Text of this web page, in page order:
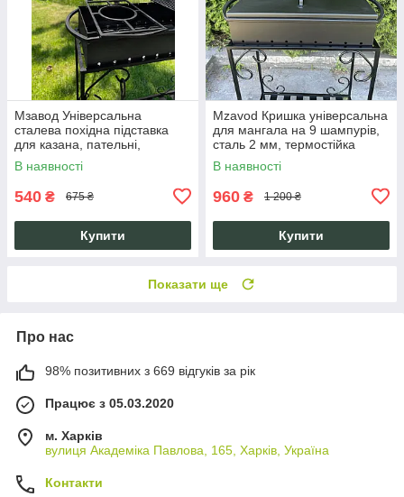
Мзавод Універсальна
сталева похідна підставка
для казана, пательні,
каструлі на мангал
510х270мм до 10л міцна
В наявності
540 ₴ 675 ₴
Купити
Mzavod Кришка універсальна
для мангала на 9 шампурів,
сталь 2 мм, термостійка
емаль 800°C, 62x32 см
В наявності
960 ₴ 1 200 ₴
Купити
Показати ще
Про нас
98% позитивних з 669 відгуків за рік
Працює з 05.03.2020
м. Харків
вулиця Академіка Павлова, 165, Харків, Україна
Контакти